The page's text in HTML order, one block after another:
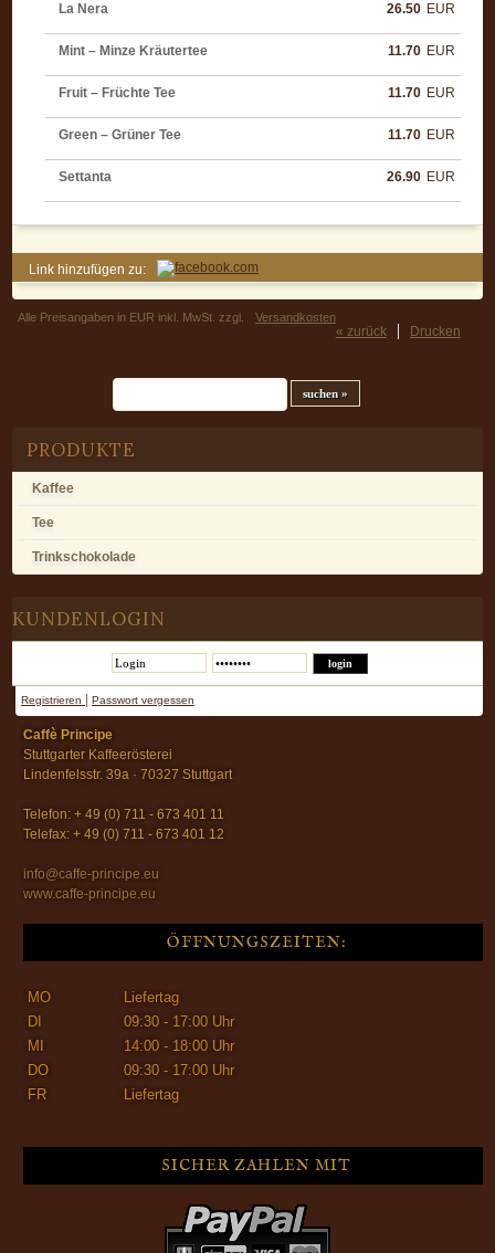
PRODUKTE
Kaffee
Tee
Trinkschokolade
KUNDENLOGIN
Registrieren Passwort vergessen
Caffè Principe
Stuttgarter Kaffeerösterei
Lindenfelsstr. 39a · 70327 Stuttgart
Telefon: + 49 (0) 711 - 673 401 11
Telefax: + 49 (0) 711 - 673 401 12
info@caffe-principe.eu
www.caffe-principe.eu
ÖFFNUNGSZEITEN:
MO
Liefertag
DI
09:30 - 17:00 Uhr
MI
14:00 - 18:00 Uhr
DO
09:30 - 17:00 Uhr
FR
Liefertag
SICHER ZAHLEN MIT
La Nera 26.50 EUR
Mint – Minze Kräutertee 11.70 EUR
Fruit – Früchte Tee 11.70 EUR
Green – Grüner Tee 11.70 EUR
Settanta 26.90 EUR
Link hinzufügen zu:
Alle Preisangaben in EUR inkl. MwSt. zzgl. Versandkosten
Drucken
« zurück